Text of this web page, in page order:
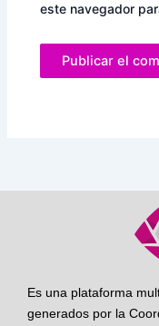
este navegador
Es una plataforma
generados por la